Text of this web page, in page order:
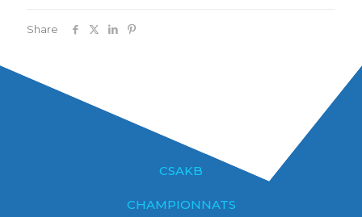
Share
CSAKB
CHAMPIONNATS